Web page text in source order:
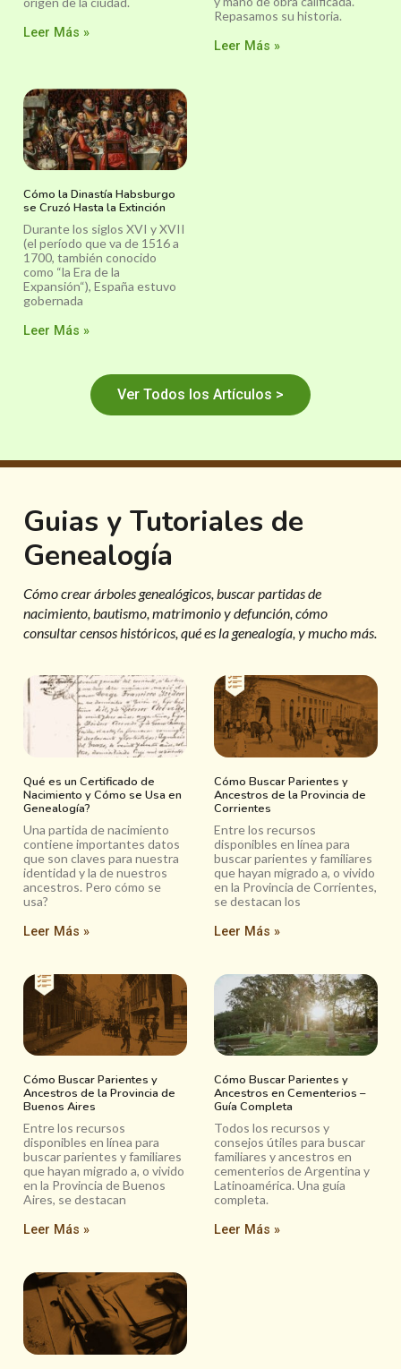
Leer Más »
Repasamos su historia.
Leer Más »
Cómo la Dinastía Habsburgo
se Cruzó Hasta la Extinción
Durante los siglos XVI y XVII
(el período que va de 1516 a
1700, también conocido
como “la Era de la
Expansión“), España estuvo
gobernada
Leer Más »
Ver Todos los Artículos >
Guias y Tutoriales de
Genealogía
Cómo crear árboles genealógicos, buscar partidas de
nacimiento, bautismo, matrimonio y defunción, cómo
consultar censos históricos, qué es la genealogía, y mucho más.
Qué es un Certificado de
Nacimiento y Cómo se Usa en
Genealogía?
Una partida de nacimiento
contiene importantes datos
que son claves para nuestra
identidad y la de nuestros
ancestros. Pero cómo se
usa?
Leer Más »
Cómo Buscar Parientes y
Ancestros de la Provincia de
Corrientes
Entre los recursos
disponibles en línea para
buscar parientes y familiares
que hayan migrado a, o vivido
en la Provincia de Corrientes,
se destacan los
Leer Más »
Cómo Buscar Parientes y
Ancestros de la Provincia de
Buenos Aires
Entre los recursos
disponibles en línea para
buscar parientes y familiares
que hayan migrado a, o vivido
en la Provincia de Buenos
Aires, se destacan
Leer Más »
Cómo Buscar Parientes y
Ancestros en Cementerios –
Guía Completa
Todos los recursos y
consejos útiles para buscar
familiares y ancestros en
cementerios de Argentina y
Latinoamérica. Una guía
completa.
Leer Más »